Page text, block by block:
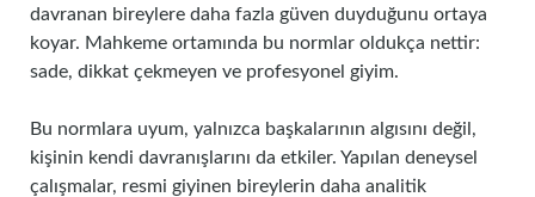
davranan bireylere daha fazla güven duyduğunu ortaya
koyar. Mahkeme ortamında bu normlar oldukça nettir:
sade, dikkat çekmeyen ve profesyonel giyim.
Bu normlara uyum, yalnızca başkalarının algısını değil,
kişinin kendi davranışlarını da etkiler. Yapılan deneysel
çalışmalar, resmi giyinen bireylerin daha analitik